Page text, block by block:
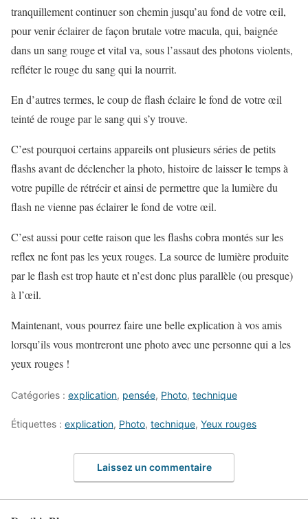
tranquillement continuer son chemin jusqu’au fond de votre œil,
pour venir éclairer de façon brutale votre macula, qui, baignée
dans un sang rouge et vital va, sous l’assaut des photons violents,
refléter le rouge du sang qui la nourrit.
En d’autres termes, le coup de flash éclaire le fond de votre œil
teinté de rouge par le sang qui s’y trouve.
C’est pourquoi certains appareils ont plusieurs séries de petits
flashs avant de déclencher la photo, histoire de laisser le temps à
votre pupille de rétrécir et ainsi de permettre que la lumière du
flash ne vienne pas éclairer le fond de votre œil.
C’est aussi pour cette raison que les flashs cobra montés sur les
reflex ne font pas les yeux rouges. La source de lumière produite
par le flash est trop haute et n’est donc plus parallèle (ou presque)
à l’œil.
Maintenant, vous pourrez faire une belle explication à vos amis
lorsqu’ils vous montreront une photo avec une personne qui a les
yeux rouges !
Catégories : explication, pensée, Photo, technique
Étiquettes : explication, Photo, technique, Yeux rouges
Laissez un commentaire